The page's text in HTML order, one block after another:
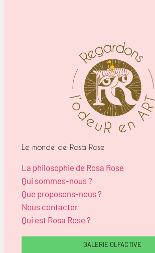
Le monde de Rosa Rose
La philosophie de Rosa Rose
Qui sommes-nous ?
Que proposons-nous ?
Nous contacter
Qui est Rosa Rose ?
GALERIE OLFACTIVE